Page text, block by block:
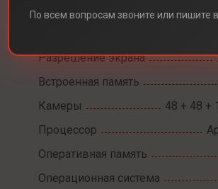
Разрешение экрана
Встроенная память
Камеры
48 + 48 +
Процессор
Оперативная память
Операционная система
По всем вопросам звоните или пишите